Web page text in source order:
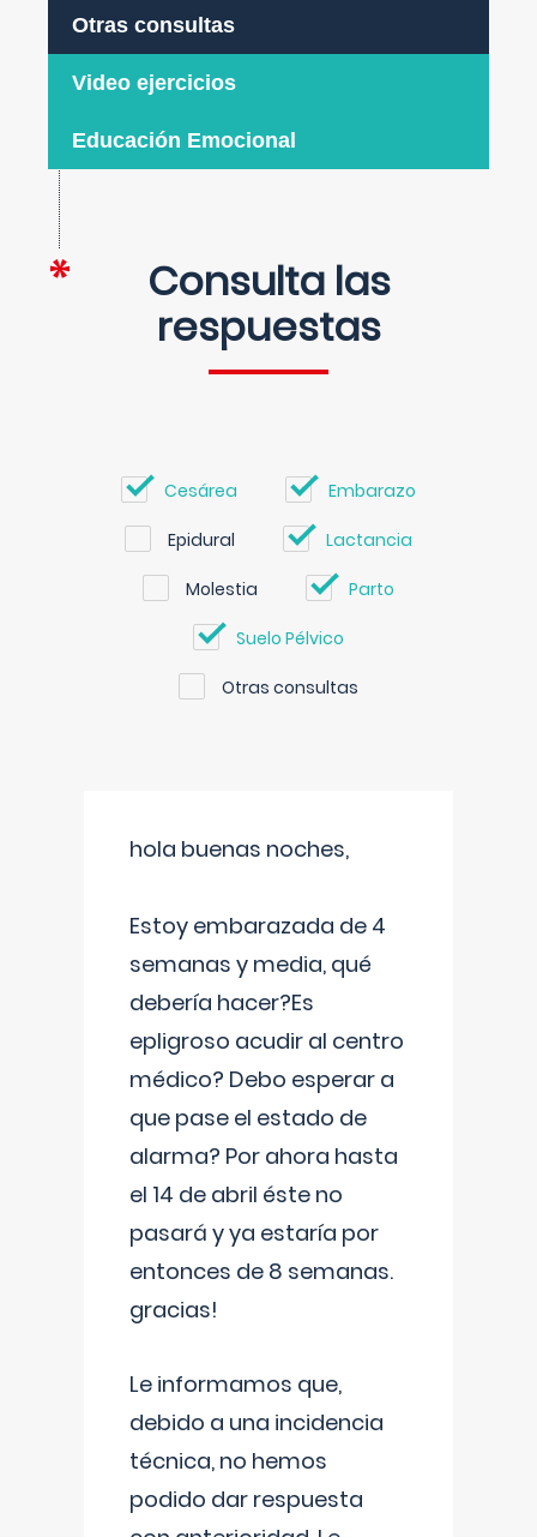
Otras consultas
Video ejercicios
Educación Emocional
Consulta las
respuestas
Cesárea Embarazo
Epidural Lactancia
Molestia Parto
Suelo Pélvico
Otras consultas
hola buenas noches,
Estoy embarazada de 4
semanas y media, qué
debería hacer?Es
epligroso acudir al centro
médico? Debo esperar a
que pase el estado de
alarma? Por ahora hasta
el 14 de abril éste no
pasará y ya estaría por
entonces de 8 semanas.
gracias!
Le informamos que,
debido a una incidencia
técnica, no hemos
podido dar respuesta